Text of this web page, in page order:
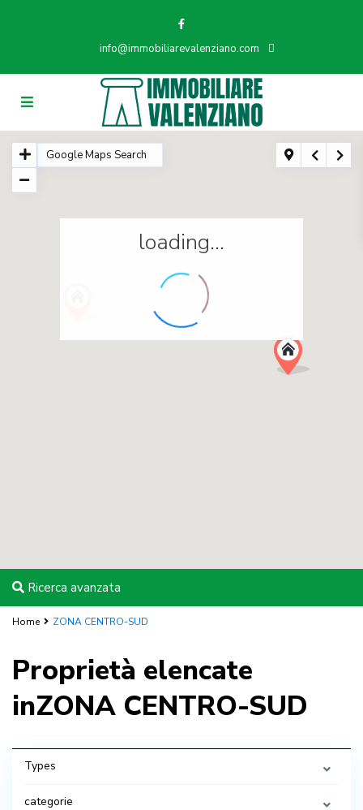
info@immobiliarevalenziano.com
loading...
Ricerca avanzata
Home ZONA CENTRO-SUD
Proprietà elencate
inZONA CENTRO-SUD
Types
categorie